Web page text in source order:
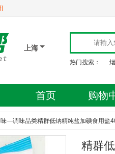
]
上海
热门搜索： 烟
首页 购物
—调味品类精群低钠精纯盐加碘食用盐
精群